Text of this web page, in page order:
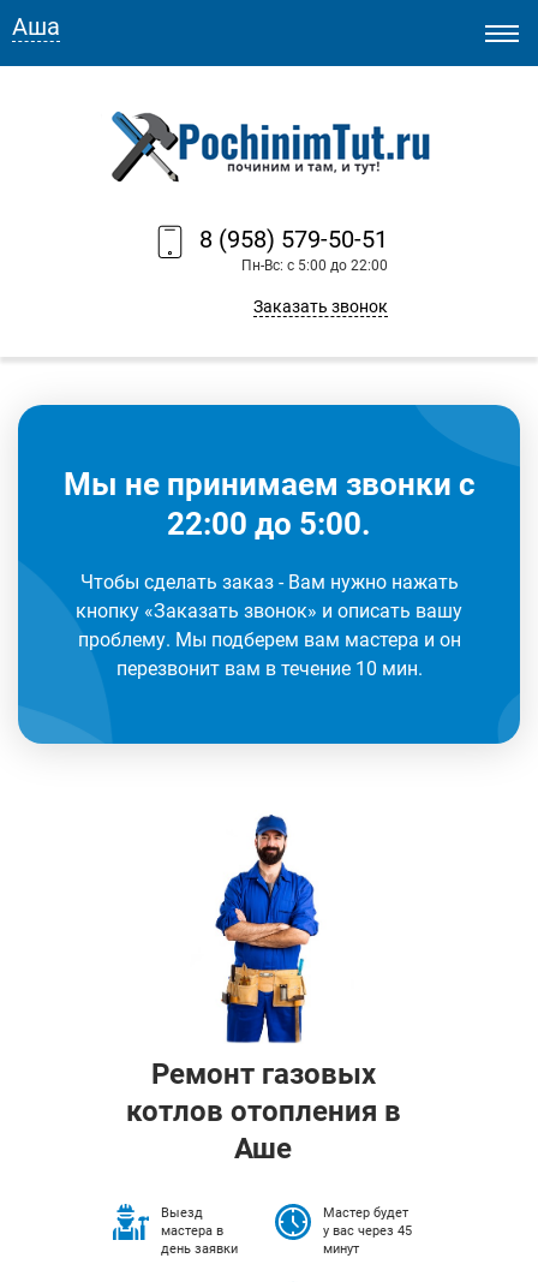
8 (958) 579-50-51
Пн-Вс: с 5:00 до 22:00
Заказать звонок
Аша
Мы не принимаем звонки с
22:00 до 5:00.
Чтобы сделать заказ - Вам нужно нажать
кнопку «Заказать звонок» и описать вашу
проблему. Мы подберем вам мастера и он
перезвонит вам в течение 10 мин.
Ремонт газовых
котлов отопления в
Аше
Выезд
мастера в
день заявки
Мастер будет
у вас через 45
минут